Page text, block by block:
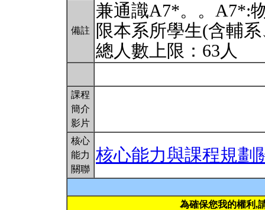
備註
兼通識A7*。。A7*:
限本系所學生(含輔
總人數上限：63人
課程
簡介
影片
核心
能力
關聯
核心能力與課程規劃
為確保您我的權利,